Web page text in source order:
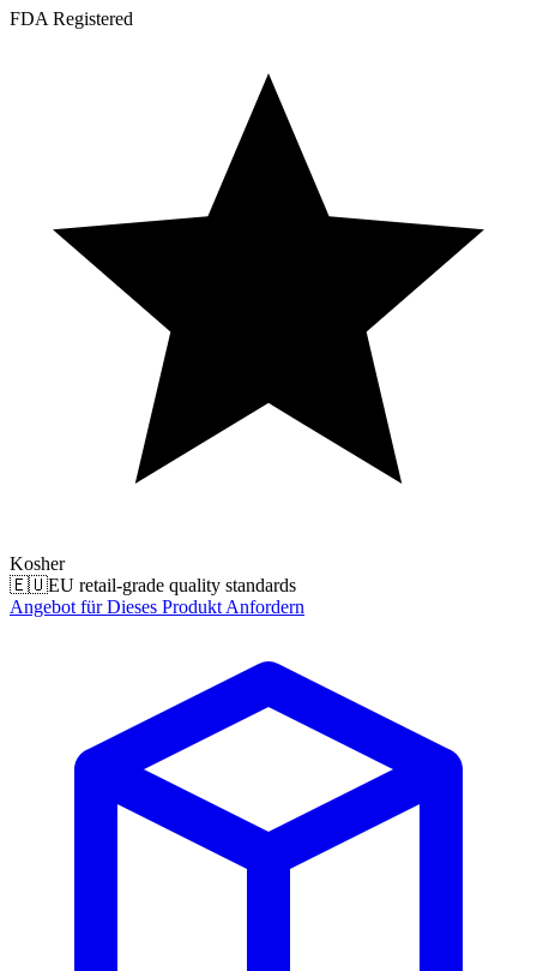
FDA Registered
Kosher
🇪🇺EU retail-grade quality standards
Angebot für Dieses Produkt Anfordern